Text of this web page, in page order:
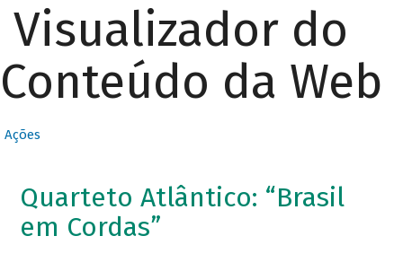
Visualizador do
Conteúdo da Web
Ações
Quarteto Atlântico: “Brasil
em Cordas”